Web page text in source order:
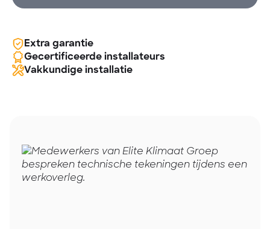
Extra garantie
Gecertificeerde installateurs
Vakkundige installatie